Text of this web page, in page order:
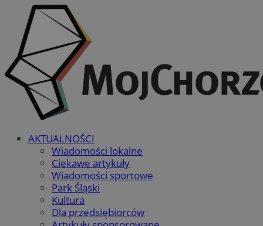
AKTUALNOŚCI
Wiadomości lokalne
Ciekawe artykuły
Wiadomości sportowe
Park Śląski
Kultura
Dla przedsiębiorców